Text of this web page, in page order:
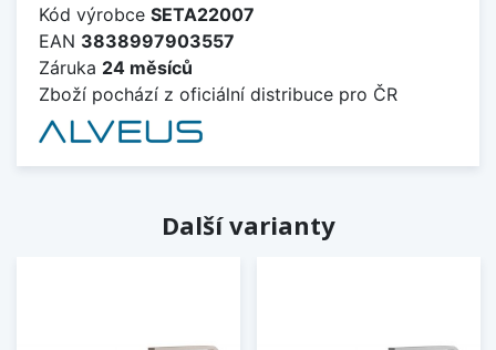
Kód výrobce SETA22007
EAN 3838997903557
Záruka 24 měsíců
Zboží pochází z oficiální distribuce pro ČR
Další varianty